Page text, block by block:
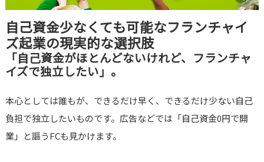
自己資金少なくても可能なフランチャイ
ズ起業の現実的な選択肢
「自己資金がほとんどないけれど、フランチャ
イズで独立したい」。
本心としては誰もが、できるだけ早く、できるだけ少ない自己
負担で独立したいものです。広告などでは「自己資金0円で開
業」と謳うFCも見かけます。